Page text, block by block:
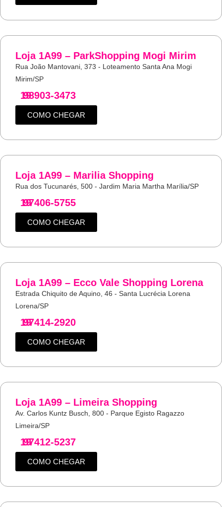
Loja 1A99 – ParkShopping Mogi Mirim
Rua João Mantovani, 373 - Loteamento Santa Ana Mogi
Mirim/SP
19
98903-3473
COMO CHEGAR
Loja 1A99 – Marilia Shopping
Rua dos Tucunarés, 500 - Jardim Maria Martha Marília/SP
19
97406-5755
COMO CHEGAR
Loja 1A99 – Ecco Vale Shopping Lorena
Estrada Chiquito de Aquino, 46 - Santa Lucrécia Lorena
Lorena/SP
19
97414-2920
COMO CHEGAR
Loja 1A99 – Limeira Shopping
Av. Carlos Kuntz Busch, 800 - Parque Egisto Ragazzo
Limeira/SP
19
97412-5237
COMO CHEGAR